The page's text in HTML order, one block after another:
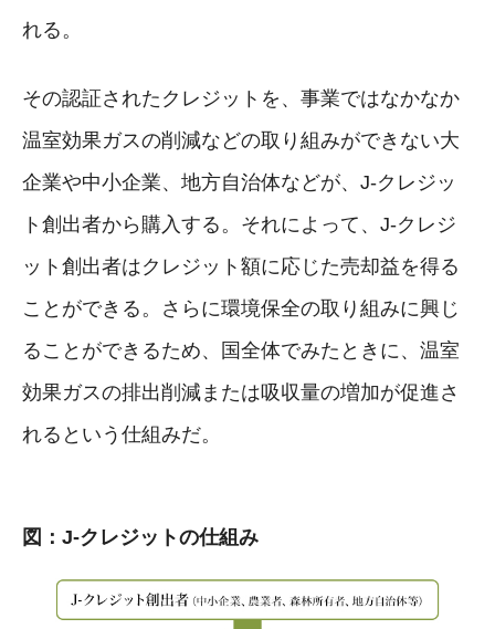
れる。
その認証されたクレジットを、事業ではなかなか
温室効果ガスの削減などの取り組みができない大
企業や中小企業、地方自治体などが、J-クレジッ
ト創出者から購入する。それによって、J-クレジ
ット創出者はクレジット額に応じた売却益を得る
ことができる。さらに環境保全の取り組みに興じ
ることができるため、国全体でみたときに、温室
効果ガスの排出削減または吸収量の増加が促進さ
れるという仕組みだ。
図：J-クレジットの仕組み